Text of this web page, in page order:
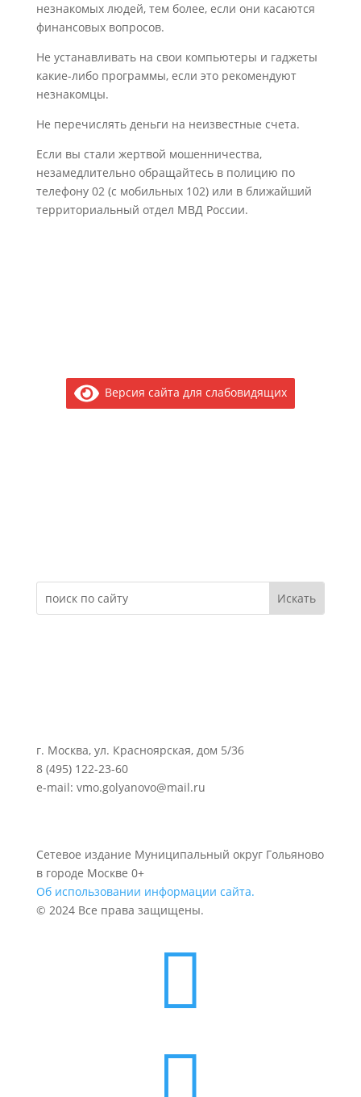
незнакомых людей, тем более, если они касаются
финансовых вопросов.
Не устанавливать на свои компьютеры и гаджеты
какие-либо программы, если это рекомендуют
незнакомцы.
Не перечислять деньги на неизвестные счета.
Если вы стали жертвой мошенничества,
незамедлительно обращайтесь в полицию по
телефону 02 (с мобильных 102) или в ближайший
территориальный отдел МВД России.
Версия сайта для слабовидящих
г. Москва, ул. Красноярская, дом 5/36
8 (495) 122-23-60
e-mail: vmo.golyanovo@mail.ru
Сетевое издание Муниципальный округ Гольяново
в городе Москве 0+
Об использовании информации сайта.
© 2024 Все права защищены.
